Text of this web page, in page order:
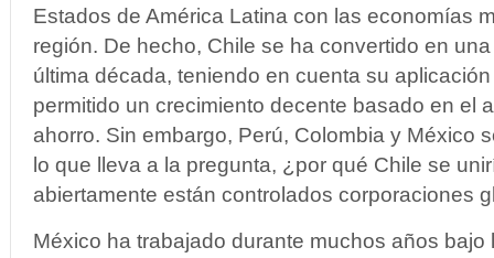
Estados de América Latina con las economías
región. De hecho, Chile se ha convertido en
última década, teniendo en cuenta su
permitido un crecimiento decente basado en el
ahorro. Sin embargo, Perú, Colombia y México
lo que lleva a la pregunta, ¿por qué Chile se
abiertamente están controlados corporaciones
México ha trabajado durante muchos años bajo